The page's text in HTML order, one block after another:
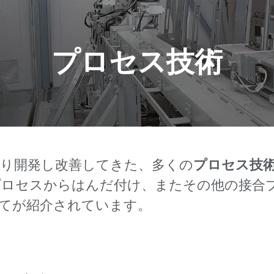
プロセス技術
開発し改善してきた、多くのプロセス技
セスからはんだ付け、またその他の接合
が紹介されています。